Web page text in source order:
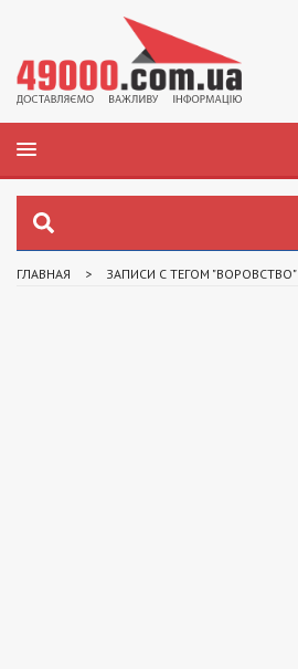
ГЛАВНАЯ > ЗАПИСИ С ТЕГОМ "ВОРОВСТВО"